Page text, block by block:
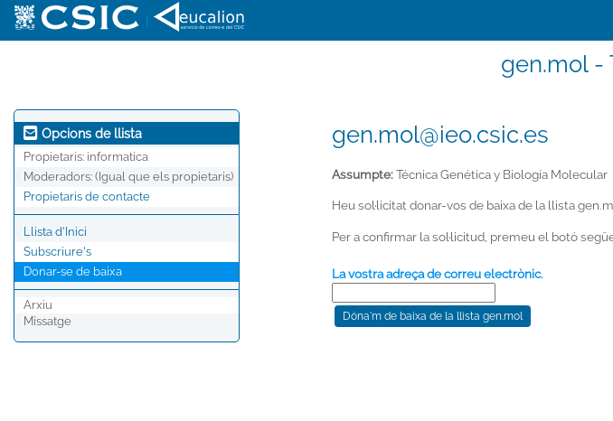
gen.mol -
Opcions de llista
Propietaris: informatica
Moderadors: (Igual que els propietaris)
Propietaris de contacte
Llista d'Inici
Subscriure's
Donar-se de baixa
Arxiu
Missatge
gen.mol@ieo.csic.es
Assumpte:Técnica Genética y Biología Molecular
Heu sol·licitat donar-vos de baixa de la llista
Per a confirmar la sol·licitud, premeu el botó
La vostra adreça de correu electrònic.